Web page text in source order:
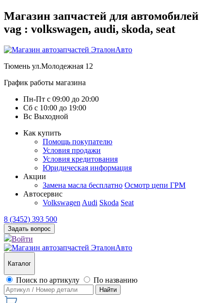
Магазин запчастей для автомобилей
vag : volkswagen, audi, skoda, seat
Тюмень ул.Молодежная 12
График работы магазина
Пн-Пт с 09:00 до 20:00
Сб с 10:00 до 19:00
Вс Выходной
Как купить
Помощь покупателю
Условия продажи
Условия кредитования
Юридическая информация
Акции
Замена масла бесплатно Осмотр цепи ГРМ
Автосервис
Volkswagen Audi Skoda Seat
8 (3452) 393 500
Задать вопрос
Войти
Каталог
Поиск по артикулу По названию
Найти